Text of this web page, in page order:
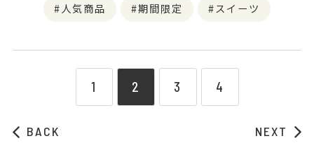
人気商品 期間限定 スイーツ
BACK
1 2 3 4
NEXT